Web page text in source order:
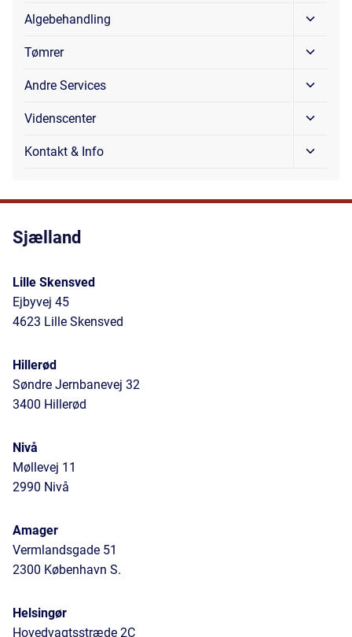
Algebehandling
Skift
Tømrer
Skift
Andre Services
Skift
Videnscenter
Skift
Kontakt & Info
Skift
Sjælland
Lille Skensved
Ejbyvej 45
4623 Lille Skensved
Hillerød
Søndre Jernbanevej 32
3400 Hillerød
Nivå
Møllevej 11
2990 Nivå
Amager
Vermlandsgade 51
2300 København S.
Helsingør
Hovedvagtsstræde 2C